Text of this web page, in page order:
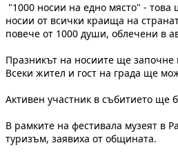
"1000 носии на едно място" -
носии от всички краища на
повече от 1000 души, облечени в
Празникът на носиите ще
Всеки жител и гост на града ще
Активен участник в събитието ще
В рамките на фестивала музеят в
туризъм, заявиха от общината.